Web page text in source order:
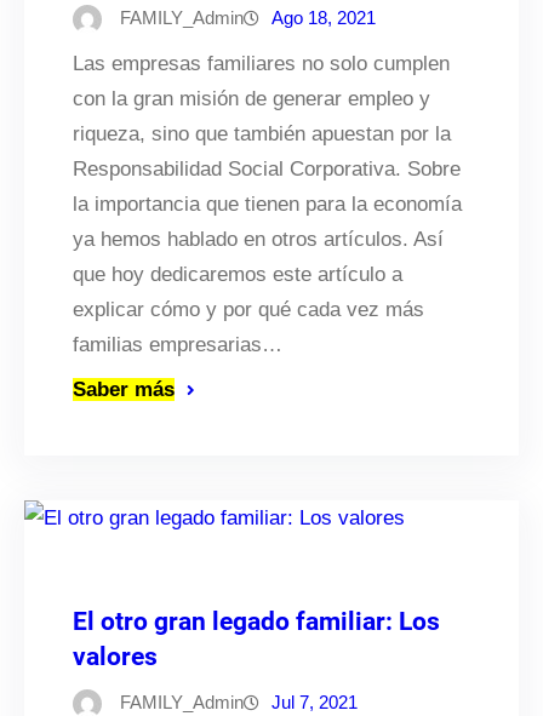
FAMILY_Admin Ago 18, 2021
Las empresas familiares no solo cumplen
con la gran misión de generar empleo y
riqueza, sino que también apuestan por la
Responsabilidad Social Corporativa. Sobre
la importancia que tienen para la economía
ya hemos hablado en otros artículos. Así
que hoy dedicaremos este artículo a
explicar cómo y por qué cada vez más
familias empresarias…
Saber más
El otro gran legado familiar: Los
valores
FAMILY_Admin Jul 7, 2021